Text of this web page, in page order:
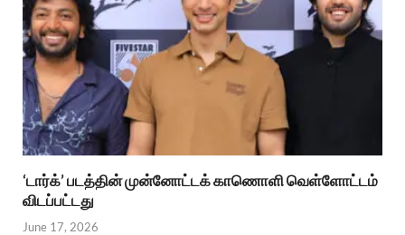
‘டார்க்’ படத்தின் முன்னோட்டக் காணொளி வெள்ளோட்டம்
விடப்பட்டது
June 17, 2026